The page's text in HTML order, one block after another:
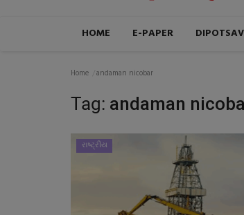
HOME E-PAPER
Home andaman nicobar
Tag: andaman
રાષ્ટ્રીય